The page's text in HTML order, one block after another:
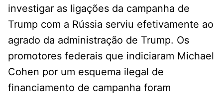
investigar as ligações da campanha de
Trump com a Rússia serviu efetivamente ao
agrado da administração de Trump. Os
promotores federais que indiciaram Michael
Cohen por um esquema ilegal de
financiamento de campanha foram